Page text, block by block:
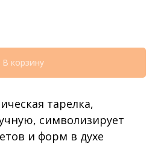
В корзину
тарелка,
символизирует
и форм в духе